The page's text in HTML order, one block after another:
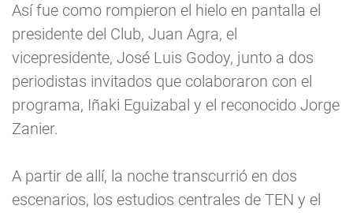
Así fue como rompieron el hielo en pantalla el
presidente del Club, Juan Agra, el
vicepresidente, José Luis Godoy, junto a dos
periodistas invitados que colaboraron con el
programa, Iñaki Eguizabal y el reconocido Jorge
Zanier.
A partir de allí, la noche transcurrió en dos
escenarios, los estudios centrales de TEN y el